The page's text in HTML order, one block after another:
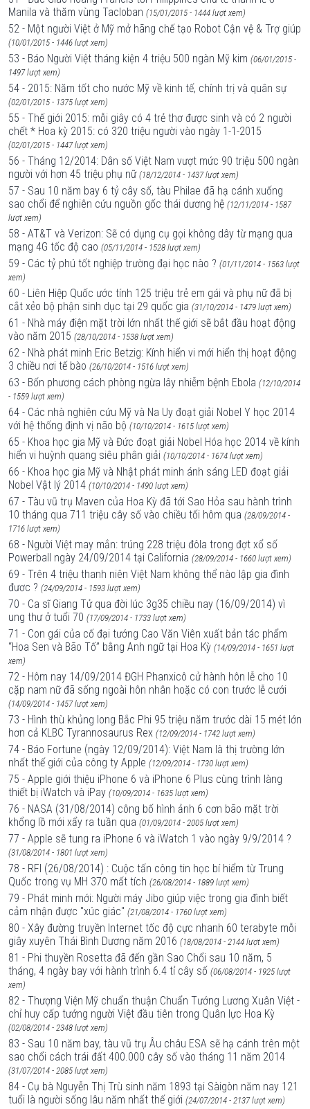
Manila và thăm vùng Tacloban (15/01/2015 - 1444 lượt xem)
52 - Một người Việt ở Mỹ mở hãng chế tạo Robot Cận vệ & Trợ giúp
(10/01/2015 - 1446 lượt xem)
53 - Báo Người Việt tháng kiện 4 triệu 500 ngàn Mỹ kim (06/01/2015 -
1497 lượt xem)
54 - 2015: Năm tốt cho nước Mỹ về kinh tế, chính trị và quân sự
(02/01/2015 - 1375 lượt xem)
55 - Thế giới 2015: mỗi giây có 4 trẻ thơ được sinh và có 2 người
chết * Hoa kỳ 2015: có 320 triệu người vào ngày 1-1-2015
(02/01/2015 - 1447 lượt xem)
56 - Tháng 12/2014: Dân số Việt Nam vượt mức 90 triệu 500 ngàn
người với hơn 45 triệu phụ nữ (18/12/2014 - 1437 lượt xem)
57 - Sau 10 năm bay 6 tỷ cây số, tàu Philae đã hạ cánh xuống
sao chổi để nghiên cứu nguồn gốc thái dương hệ (12/11/2014 - 1587
lượt xem)
58 - AT&T và Verizon: Sẽ có dụng cụ gọi không dây từ mạng qua
mạng 4G tốc độ cao (05/11/2014 - 1528 lượt xem)
59 - Các tỷ phú tốt nghiệp trường đại học nào ? (01/11/2014 - 1563 lượt
xem)
60 - Liên Hiệp Quốc ước tính 125 triệu trẻ em gái và phụ nữ đã bị
cắt xẻo bộ phận sinh dục tại 29 quốc gia (31/10/2014 - 1479 lượt xem)
61 - Nhà máy điện mặt trời lớn nhất thế giới sẽ bắt đầu hoạt động
vào năm 2015 (28/10/2014 - 1538 lượt xem)
62 - Nhà phát minh Eric Betzig: Kính hiển vi mới hiển thị hoạt động
3 chiều nơi tế bào (26/10/2014 - 1516 lượt xem)
63 - Bốn phương cách phòng ngừa lây nhiễm bệnh Ebola (12/10/2014
- 1559 lượt xem)
64 - Các nhà nghiên cứu Mỹ và Na Uy đoạt giải Nobel Y học 2014
với hệ thống định vị não bộ (10/10/2014 - 1615 lượt xem)
65 - Khoa học gia Mỹ và Đức đoạt giải Nobel Hóa học 2014 về kính
hiển vi huỳnh quang siêu phân giải (10/10/2014 - 1674 lượt xem)
66 - Khoa học gia Mỹ và Nhật phát minh ánh sáng LED đoạt giải
Nobel Vật lý 2014 (10/10/2014 - 1490 lượt xem)
67 - Tàu vũ trụ Maven của Hoa Kỳ đã tới Sao Hỏa sau hành trình
10 tháng qua 711 triệu cây số vào chiều tối hôm qua (28/09/2014 -
1716 lượt xem)
68 - Người Việt may mắn: trúng 228 triệu đôla trong đợt xổ số
Powerball ngày 24/09/2014 tại California (28/09/2014 - 1660 lượt xem)
69 - Trên 4 triệu thanh niên Việt Nam không thể nào lập gia đình
đươc ? (24/09/2014 - 1593 lượt xem)
70 - Ca sĩ Giang Tử qua đời lúc 3g35 chiều nay (16/09/2014) vì
ung thư ở tuổi 70 (17/09/2014 - 1733 lượt xem)
71 - Con gái của cố đại tướng Cao Văn Viên xuất bản tác phẩm
“Hoa Sen và Bão Tố” bằng Anh ngữ tại Hoa Kỳ (14/09/2014 - 1651 lượt
xem)
72 - Hôm nay 14/09/2014 ĐGH Phanxicô cử hành hôn lễ cho 10
cặp nam nữ đã sống ngoài hôn nhân hoặc có con trước lễ cưới
(14/09/2014 - 1457 lượt xem)
73 - Hình thù khủng long Bắc Phi 95 triệu năm trước dài 15 mét lớn
hơn cả KLBC Tyrannosaurus Rex (12/09/2014 - 1742 lượt xem)
74 - Báo Fortune (ngày 12/09/2014): Việt Nam là thị trường lớn
nhất thế giới của công ty Apple (12/09/2014 - 1730 lượt xem)
75 - Apple giới thiệu iPhone 6 và iPhone 6 Plus cùng trình làng
thiết bị iWatch và iPay (10/09/2014 - 1635 lượt xem)
76 - NASA (31/08/2014) công bố hình ảnh 6 cơn bão mặt trời
khổng lồ mới xẩy ra tuần qua (01/09/2014 - 2005 lượt xem)
77 - Apple sẽ tung ra iPhone 6 và iWatch 1 vào ngày 9/9/2014 ?
(31/08/2014 - 1801 lượt xem)
78 - RFI (26/08/2014) : Cuộc tấn công tin học bí hiểm từ Trung
Quốc trong vụ MH 370 mất tích (26/08/2014 - 1889 lượt xem)
79 - Phát minh mới: Người máy Jibo giúp việc trong gia đình biết
cảm nhận được "xúc giác" (21/08/2014 - 1760 lượt xem)
80 - Xây đường truyền Internet tốc độ cực nhanh 60 terabyte mỗi
giây xuyên Thái Bình Dương năm 2016 (18/08/2014 - 2144 lượt xem)
81 - Phi thuyền Rosetta đã đến gần Sao Chổi sau 10 năm, 5
tháng, 4 ngày bay với hành trình 6.4 tỉ cây số (06/08/2014 - 1925 lượt
xem)
82 - Thượng Viện Mỹ chuẩn thuận Chuẩn Tướng Lương Xuân Việt -
chỉ huy cấp tướng người Việt đầu tiên trong Quân lực Hoa Kỳ
(02/08/2014 - 2348 lượt xem)
83 - Sau 10 năm bay, tàu vũ trụ Âu châu ESA sẽ hạ cánh trên một
sao chổi cách trái đất 400.000 cây số vào tháng 11 năm 2014
(31/07/2014 - 2085 lượt xem)
84 - Cụ bà Nguyễn Thị Trù sinh năm 1893 tại Sàigòn năm nay 121
tuổi là người sống lâu năm nhất thế giới (24/07/2014 - 2137 lượt xem)